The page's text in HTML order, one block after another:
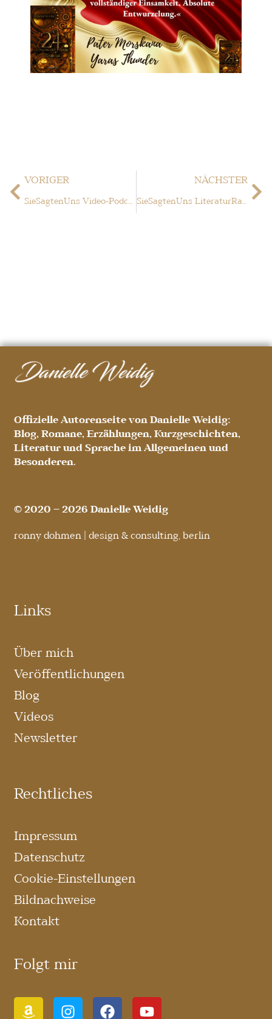
VORIGER
SieSagtenUns Video-Podcast
NÄCHSTER
SieSagtenUns LiteraturRaum Dortmund-Ruhr
Offizielle Autorenseite von Danielle Weidig:
Blog, Romane, Erzählungen, Kurzgeschichten,
Literatur und Sprache im Allgemeinen und
Besonderen.
© 2020 – 2026 Danielle Weidig
ronny dohmen | design & consulting, berlin
Links
Über mich
Veröffentlichungen
Blog
Videos
Newsletter
Rechtliches
Impressum
Datenschutz
Cookie-Einstellungen
Bildnachweise
Kontakt
Folgt mir